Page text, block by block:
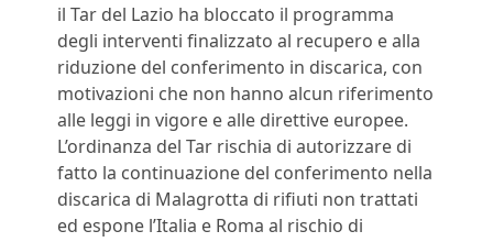
il Tar del Lazio ha bloccato il programma
degli interventi finalizzato al recupero e alla
riduzione del conferimento in discarica, con
motivazioni che non hanno alcun riferimento
alle leggi in vigore e alle direttive europee.
L’ordinanza del Tar rischia di autorizzare di
fatto la continuazione del conferimento nella
discarica di Malagrotta di rifiuti non trattati
ed espone l’Italia e Roma al rischio di